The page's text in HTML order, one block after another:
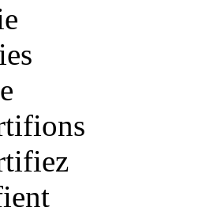
e
es
e
ons
ez
ent